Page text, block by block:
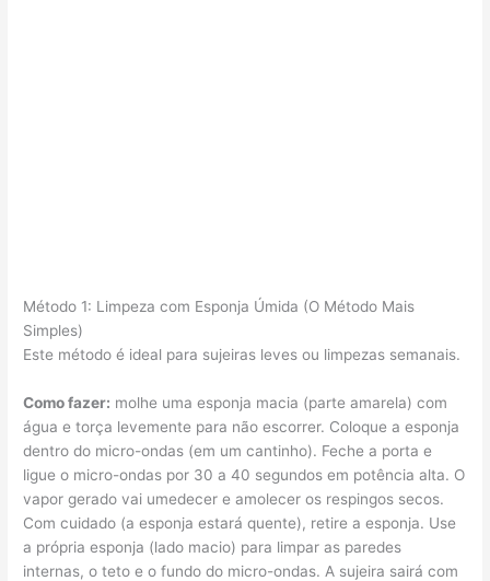
Método 1: Limpeza com Esponja Úmida (O Método Mais
Simples)
Este método é ideal para sujeiras leves ou limpezas semanais.
Como fazer: molhe uma esponja macia (parte amarela) com
água e torça levemente para não escorrer. Coloque a esponja
dentro do micro-ondas (em um cantinho). Feche a porta e
ligue o micro-ondas por 30 a 40 segundos em potência alta. O
vapor gerado vai umedecer e amolecer os respingos secos.
Com cuidado (a esponja estará quente), retire a esponja. Use
a própria esponja (lado macio) para limpar as paredes
internas, o teto e o fundo do micro-ondas. A sujeira sairá com